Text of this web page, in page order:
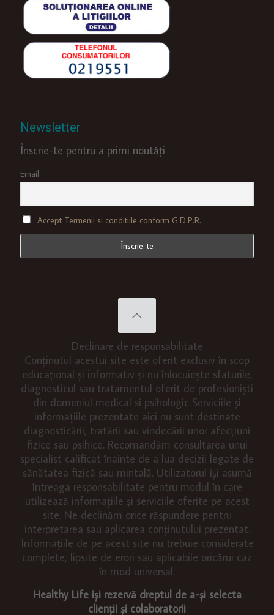
Newsletter
Înscrie-te pentru a primi noutăți
Email
Accept Termenii si conditiile conform G.D.P.R.
Declinare de responsabilitate
Conținutul acestui site este oferit exclusiv în scop
educațional și informativ și nu înlocuiește sfaturile,
diagnosticul sau tratamentul oferit de profesioniști
din domeniul medical si psihologic Serviciile și
informațiile prezentate aici nu sunt destinate
diagnosticării, tratării sau vindecării unor afecțiuni
fizice sau psihice. Recomandăm consultarea unui
specialist calificat înainte de a lua decizii legate de
sănătatea fizică sau mintală. Utilizatorul își asumă
întreaga responsabilitate pentru modul în care
utilizează informațiile și serviciile oferite pe acest
site. Ne declinăm orice răspundere pentru
interpretarea sau aplicarea conținutului prezentat.
Informațiile de pe acest site nu trebuie considerate
complete, lipsite de erori sau aplicabile oricărui caz
în mod universal.
Healthy Life își rezervă dreptul de a-și selecta
clienții și colaboratorii